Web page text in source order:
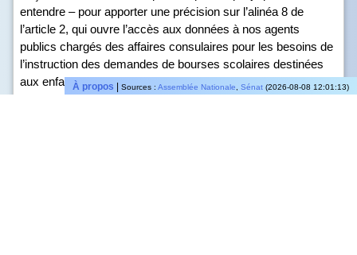
entendre – pour apporter une précision sur l’alinéa 8 de
l’article 2, qui ouvre l’accès aux données à nos agents
publics chargés des affaires consulaires pour les besoins de
l’instruction des demandes de bourses scolaires destinées
aux enfants français scolarisés dans notre réseau d’écoles à
l’étranger – bourses qui représentent un montant annuel
À propos Sources : Assemblée Nationale Sénat (2026-08-08 12:01:13)